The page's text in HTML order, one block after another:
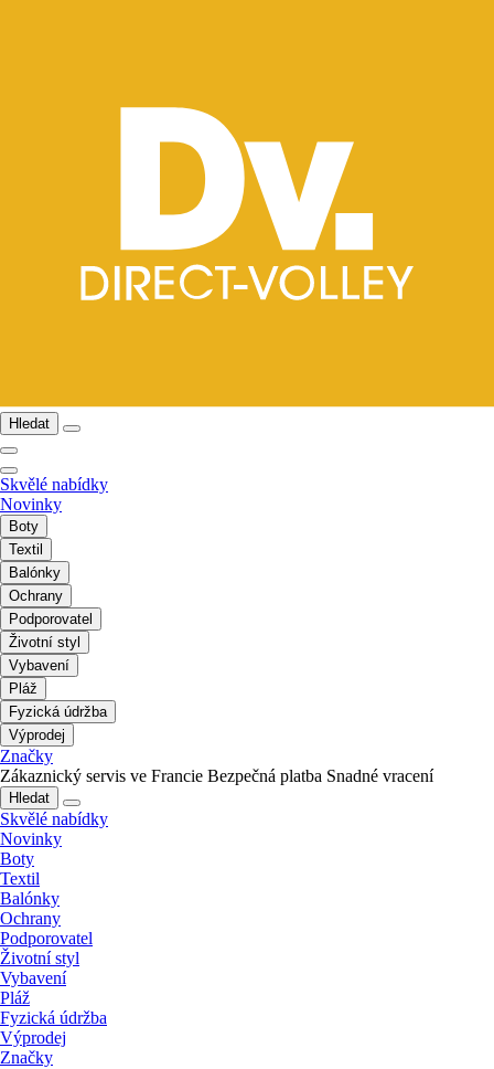
Hledat
Skvělé nabídky
Novinky
Boty
Textil
Balónky
Ochrany
Podporovatel
Životní styl
Vybavení
Pláž
Fyzická údržba
Výprodej
Značky
Zákaznický servis ve Francie Bezpečná platba Snadné vracení
Hledat
Skvělé nabídky
Novinky
Boty
Textil
Balónky
Ochrany
Podporovatel
Životní styl
Vybavení
Pláž
Fyzická údržba
Výprodej
Značky